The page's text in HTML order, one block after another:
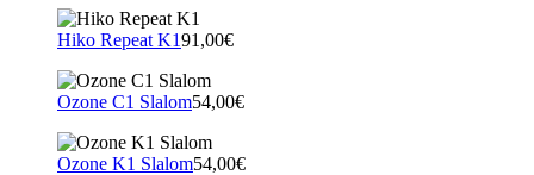
Hiko Repeat K191,00€
Ozone C1 Slalom54,00€
Ozone K1 Slalom54,00€